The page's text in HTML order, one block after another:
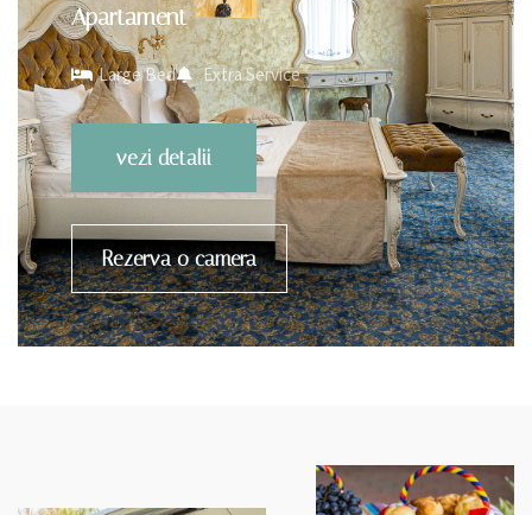
Apartament
Large Bed Extra Service
vezi detalii
Rezerva o camera